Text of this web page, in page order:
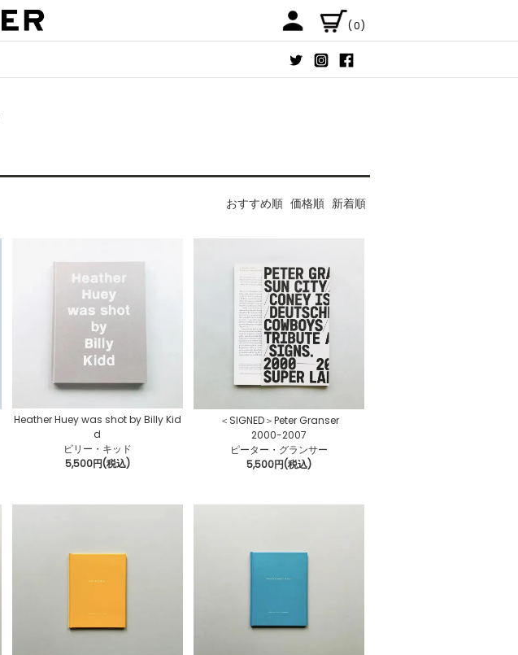
(0)
おすすめ順 価格順 新着順
Heather Huey was shot by Billy Kid
d
ビリー・キッド
5,500円(税込)
＜SIGNED＞Peter Granser
2000-2007
ピーター・グランサー
5,500円(税込)